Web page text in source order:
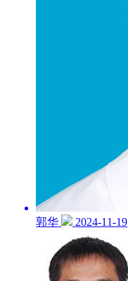
郭华 2024-11-19